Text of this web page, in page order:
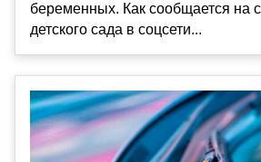
беременных. Как сообщается на
детского сада в соцсети...